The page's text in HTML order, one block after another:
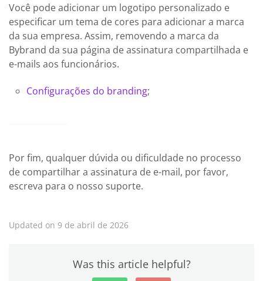
Você pode adicionar um logotipo personalizado e
especificar um tema de cores para adicionar a marca
da sua empresa. Assim, removendo a marca da
Bybrand da sua página de assinatura compartilhada e
e-mails aos funcionários.
Configurações do branding;
Por fim, qualquer dúvida ou dificuldade no processo
de compartilhar a assinatura de e-mail, por favor,
escreva para o nosso suporte.
Updated on 9 de abril de 2026
Was this article helpful?